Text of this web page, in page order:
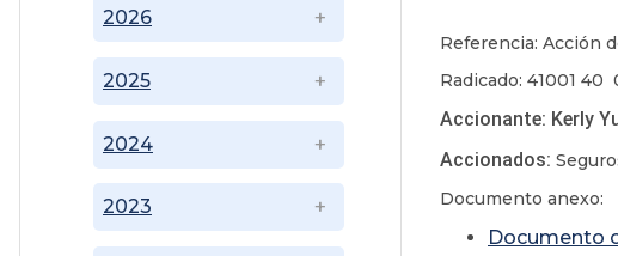
2023
2024
2025
2026
Referencia: Acción
Radicado: 41001 40
Accionante: Kerly
Accionados:
Documento anexo:
Documento